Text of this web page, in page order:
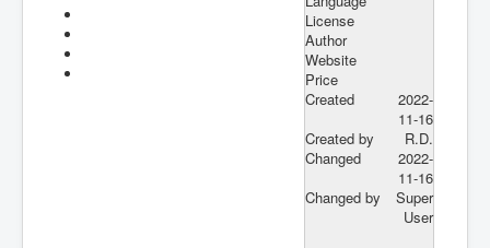
License
Author
Website
Price
Created
2022-
11-16
Created by
R.D.
Changed
2022-
11-16
Changed by
Super
User